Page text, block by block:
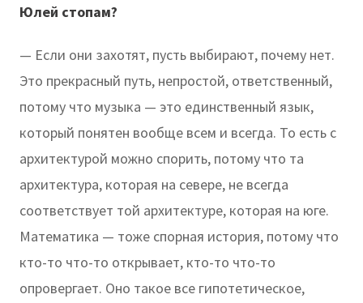
Юлей стопам?
— Если они захотят, пусть выбирают, почему нет.
Это прекрасный путь, непростой, ответственный,
потому что музыка — это единственный язык,
который понятен вообще всем и всегда. То есть с
архитектурой можно спорить, потому что та
архитектура, которая на севере, не всегда
соответствует той архитектуре, которая на юге.
Математика — тоже спорная история, потому что
кто-то что-то открывает, кто-то что-то
опровергает. Оно такое все гипотетическое,